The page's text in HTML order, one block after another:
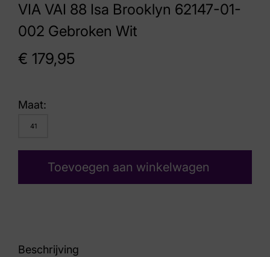
VIA VAI 88 Isa Brooklyn 62147-01-
002 Gebroken Wit
€ 179,95
Maat:
41
Toevoegen aan winkelwagen
Beschrijving